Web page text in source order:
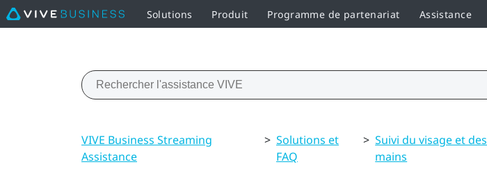
Solutions Produit Programme de partenariat Assistance
VIVE Business Streaming
Assistance
> Solutions et
FAQ
> Suivi du visage et des
mains